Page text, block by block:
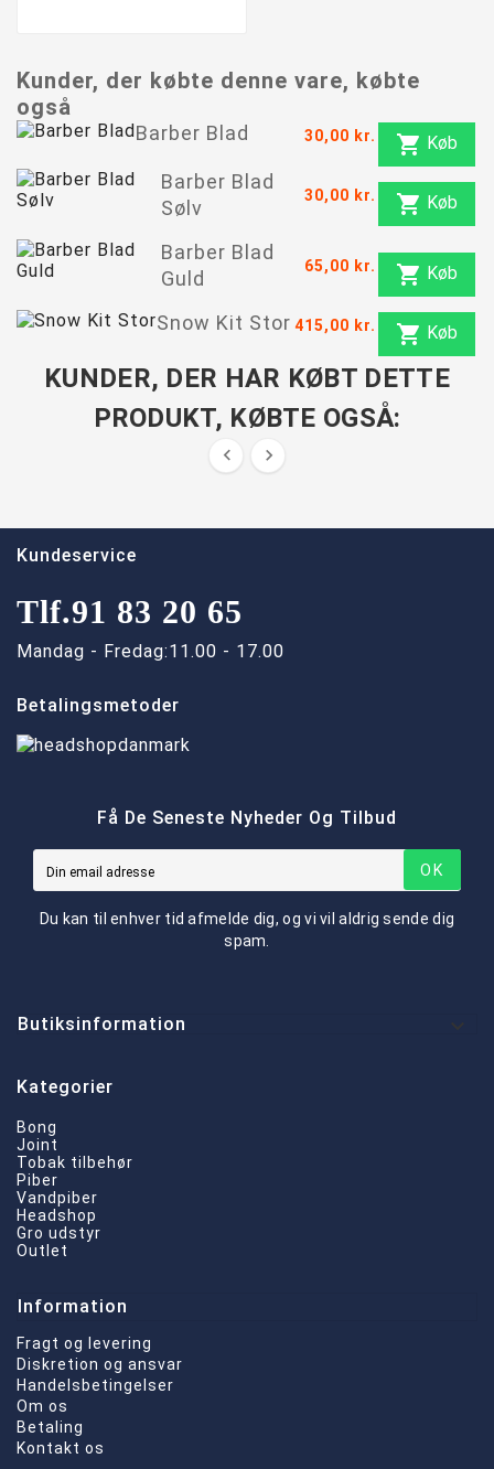
Kunder, der købte denne vare, købte
også
Barber Blad 30,00 kr.  Køb
Barber Blad
Sølv
30,00 kr.  Køb
Barber Blad
Guld
65,00 kr.  Køb
Snow Kit Stor 415,00 kr.  Køb
KUNDER, DER HAR KØBT DETTE
PRODUKT, KØBTE OGSÅ:
 
Kundeservice
Tlf.91 83 20 65
Mandag - Fredag:11.00 - 17.00
Betalingsmetoder
Få De Seneste Nyheder Og Tilbud
OK
Du kan til enhver tid afmelde dig, og vi vil aldrig sende dig
spam.
Butiksinformation
Kategorier
Bong
Joint
Tobak tilbehør
Piber
Vandpiber
Headshop
Gro udstyr
Outlet
Information
Fragt og levering
Diskretion og ansvar
Handelsbetingelser
Om os
Betaling
Kontakt os